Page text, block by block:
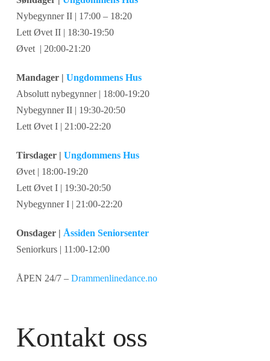
Nybegynner II | 17:00 – 18:20
Lett Øvet II | 18:30-19:50
Øvet | 20:00-21:20
Mandager | Ungdommens Hus
Absolutt nybegynner | 18:00-19:20
Nybegynner II | 19:30-20:50
Lett Øvet I | 21:00-22:20
Tirsdager | Ungdommens Hus
Øvet | 18:00-19:20
Lett Øvet I | 19:30-20:50
Nybegynner I | 21:00-22:20
Onsdager | Åssiden Seniorsenter
Seniorkurs | 11:00-12:00
ÅPEN 24/7 – Drammenlinedance.no
Kontakt oss